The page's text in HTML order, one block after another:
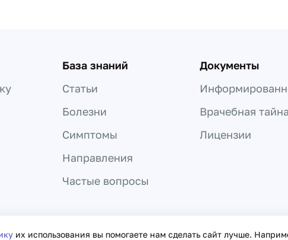
их использования вы помогаете нам сделать сайт лучше.
База знаний
Статьи
Болезни
Симптомы
Направления
Частые вопросы
Документы
Врачебная тайна
Лицензии